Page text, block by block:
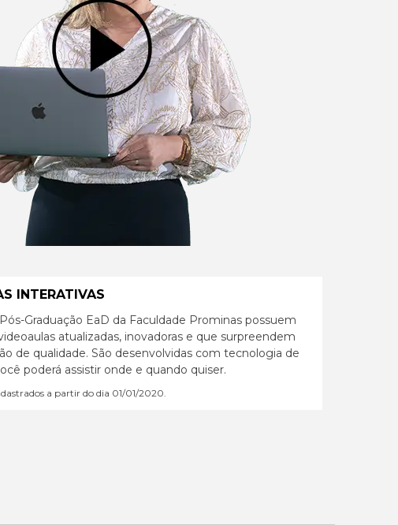
INTERATIVAS
Graduação EaD da Faculdade Prominas possuem
atualizadas, inovadoras e que surpreendem
de qualidade. São desenvolvidas com tecnologia de
poderá assistir onde e quando quiser.
a partir do dia 01/01/2020.